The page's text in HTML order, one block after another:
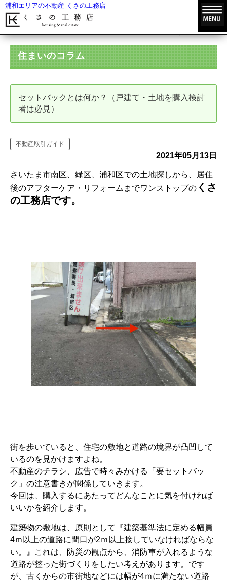
浦和エリアの不動産 くさの工務店
セットバックとは何か？（戸建て・土地
住まいのコラム
セットバックとは何か？（戸建て・土地を購入検討
者は必見）
不動産取引ガイド
2021年05月13日
さいたま市南区、緑区、浦和区での土地探しから、居住
後のアフターケア・リフォームまでワンストップの くさ
の工務店です。
街を歩いていると、住宅の敷地と道路の境界が凸凹して
いるのを見かけますよね。
不動産のチラシ、広告で時々みかける「要セットバッ
ク」の注意書きが関係していきます。
今回は、購入するにあたってどんなことに気を付ければ
いいかを紹介します。
建築物の敷地は、原則として『建築基準法に定める幅員
4ｍ以上の道路に間口が2ｍ以上接していなければならな
い。』これは、防災の観点から、消防車が入れるような
道路が整った街づくりをしたい考えがあります。です
が、古くからの市街地などには幅が4ｍに満たない道路